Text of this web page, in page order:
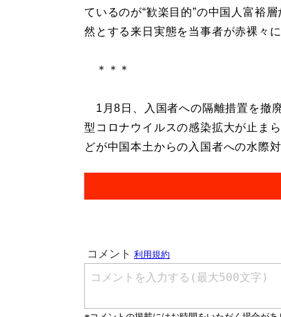
ているのが“歓楽目的”の中国人富裕
然とする来日実態を当事者が赤裸々に
＊＊＊
1月8日、入国者への隔離措置を撤
型コロナウイルスの感染拡大が止ま
どが中国本土からの入国者への水際